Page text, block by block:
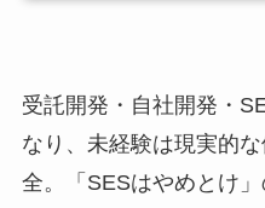
受託開発・自社開発・
なり、未経験は現実的
全。「SESはやめとけ